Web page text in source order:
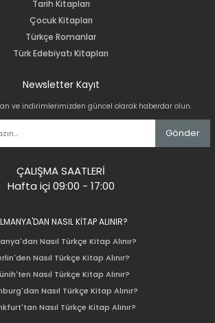
Tarih Kitapları
Çocuk Kitapları
Türkçe Romanlar
Türk Edebiyatı Kitapları
Newsletter Kayıt
ve indirimlerimizden güncel olarak haberdar olun.
Gönder
ÇALIŞMA SAATLERİ
Hafta içi 09:00 - 17:00
NASIL KİTAP ALINIR?
Nasıl Türkçe Kitap Alınır?
Nasıl Türkçe Kitap Alınır?
Nasıl Türkçe Kitap Alınır?
Nasıl Türkçe Kitap Alınır?
Nasıl Türkçe Kitap Alınır?